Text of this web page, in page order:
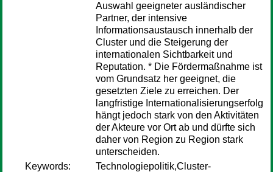
Auswahl geeigneter ausländischer
Partner, der intensive
Informationsaustausch innerhalb der
Cluster und die Steigerung der
internationalen Sichtbarkeit und
Reputation. * Die Fördermaßnahme ist
vom Grundsatz her geeignet, die
gesetzten Ziele zu erreichen. Der
langfristige Internationalisierungserfolg
hängt jedoch stark von den Aktivitäten
der Akteure vor Ort ab und dürfte sich
daher von Region zu Region stark
unterscheiden.
Keywords:
Technologiepolitik,Cluster-